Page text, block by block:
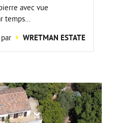
avec vue
temps...
WRETMAN ESTATE